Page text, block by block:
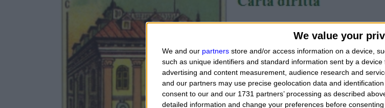
We value your
We and our partners store and/or access information on a device,
such as unique identifiers and standard information sent by a
advertising and content measurement, audience research and
and our partners may use precise geolocation data and
consent to our and our 1731 partners’ processing as described
detailed information and change your preferences before